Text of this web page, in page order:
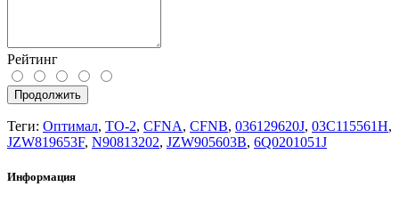
Рейтинг
Продолжить
Теги: Оптимал, ТО-2, CFNA, CFNB, 036129620J, 03C115561H,
JZW819653F, N90813202, JZW905603B, 6Q0201051J
Информация